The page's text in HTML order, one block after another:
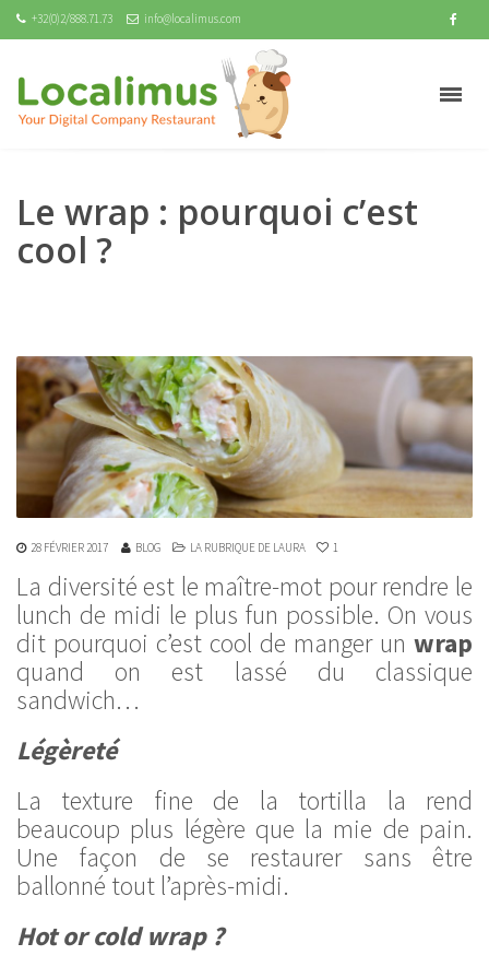
+32(0)2/888.71.73 info@localimus.com
Le wrap : pourquoi c’est
cool ?
28 FÉVRIER 2017 BLOG LA RUBRIQUE DE LAURA 1
La diversité est le maître-mot pour rendre le
lunch de midi le plus fun possible. On vous
dit pourquoi c’est cool de manger un wrap
quand on est lassé du classique
sandwich…
Légèreté
La texture fine de la tortilla la rend
beaucoup plus légère que la mie de pain.
Une façon de se restaurer sans être
ballonné tout l’après-midi.
Hot or cold wrap ?